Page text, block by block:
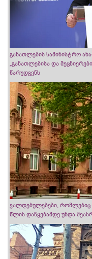
განათლების სამინისტრო
„განათლებისა და
წარუდგენს
ვალდებულებები, რომლებიც
წლის დაწყებამდე უნდა